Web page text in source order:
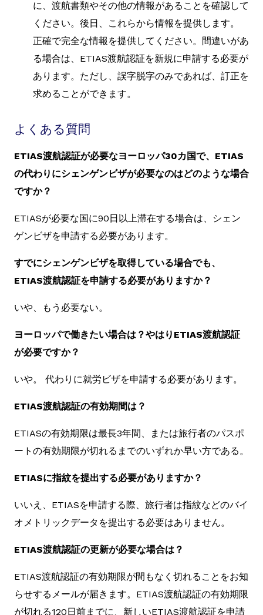
に、渡航書類やその他の情報があることを確認して
ください。後日、これらから情報を提供します。
正確で完全な情報を提供してください。間違いがあ
る場合は、ETIAS渡航認証を新規に申請する必要が
あります。ただし、誤字脱字のみであれば、訂正を
求めることができます。
よくある質問
ETIAS渡航認証が必要なヨーロッパ30カ国で、ETIAS
の代わりにシェンゲンビザが必要なのはどのような場合
ですか？
ETIASが必要な国に90日以上滞在する場合は、シェン
ゲンビザを申請する必要があります。
すでにシェンゲンビザを取得している場合でも、
ETIAS渡航認証を申請する必要がありますか？
いや、もう必要ない。
ヨーロッパで働きたい場合は？やはりETIAS渡航認証
が必要ですか？
いや。 代わりに就労ビザを申請する必要があります。
ETIAS渡航認証の有効期間は？
ETIASの有効期限は最長3年間、または旅行者のパスポ
ートの有効期限が切れるまでのいずれか早い方である。
ETIASに指紋を提出する必要がありますか？
いいえ、ETIASを申請する際、旅行者は指紋などのバイ
オメトリックデータを提出する必要はありません。
ETIAS渡航認証の更新が必要な場合は？
ETIAS渡航認証の有効期限が間もなく切れることをお知
らせするメールが届きます。ETIAS渡航認証の有効期限
が切れる120日前までに、新しいETIAS渡航認証を申請